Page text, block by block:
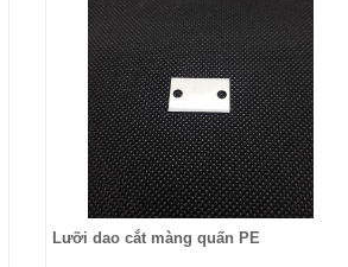
Lưỡi dao cắt màng quấn PE